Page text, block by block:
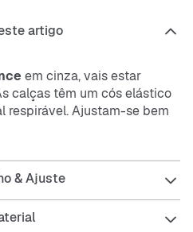
artigo
em cinza, vais estar
calças têm um cós elástico
respirável. Ajustam-se bem
para o dia a dia ou
& Ajuste